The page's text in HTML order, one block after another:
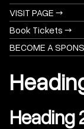
VISIT PAGE →
Book Tickets →
BECOME A
Heading